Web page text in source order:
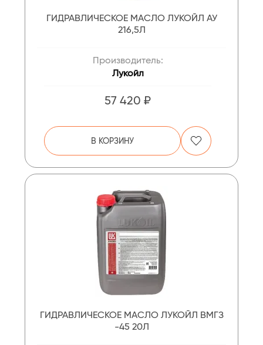
ГИДРАВЛИЧЕСКОЕ МАСЛО ЛУКОЙЛ АУ
216,5Л
Производитель:
Лукойл
57 420 ₽
В КОРЗИНУ
ГИДРАВЛИЧЕСКОЕ МАСЛО ЛУКОЙЛ ВМГЗ
-45 20Л